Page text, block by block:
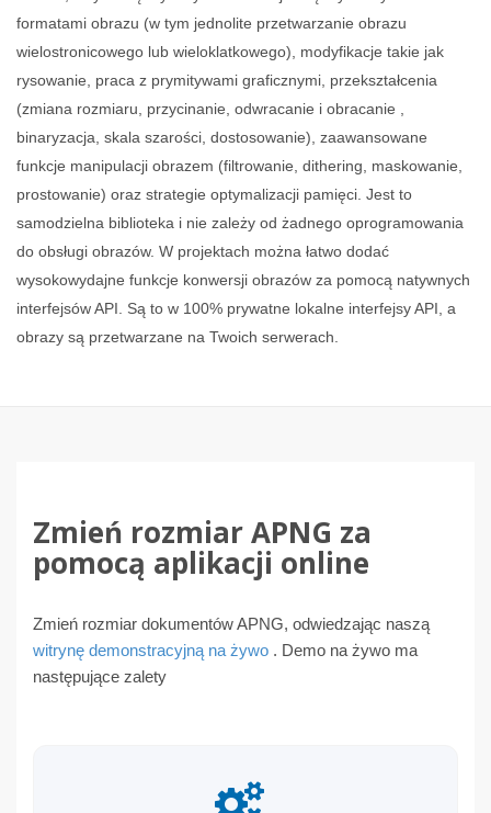
formatami obrazu (w tym jednolite przetwarzanie obrazu
wielostronicowego lub wieloklatkowego), modyfikacje takie jak
rysowanie, praca z prymitywami graficznymi, przekształcenia
(zmiana rozmiaru, przycinanie, odwracanie i obracanie ,
binaryzacja, skala szarości, dostosowanie), zaawansowane
funkcje manipulacji obrazem (filtrowanie, dithering, maskowanie,
prostowanie) oraz strategie optymalizacji pamięci. Jest to
samodzielna biblioteka i nie zależy od żadnego oprogramowania
do obsługi obrazów. W projektach można łatwo dodać
wysokowydajne funkcje konwersji obrazów za pomocą natywnych
interfejsów API. Są to w 100% prywatne lokalne interfejsy API, a
obrazy są przetwarzane na Twoich serwerach.
Zmień rozmiar APNG za
pomocą aplikacji online
Zmień rozmiar dokumentów APNG, odwiedzając naszą
witrynę demonstracyjną na żywo . Demo na żywo ma
następujące zalety